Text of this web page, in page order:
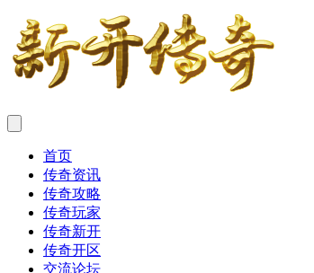
首页
传奇资讯
传奇攻略
传奇玩家
传奇新开
传奇开区
交流论坛